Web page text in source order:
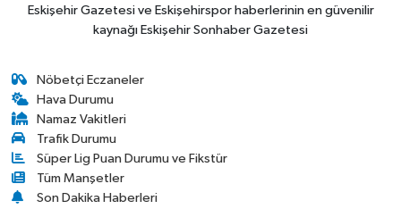
Eskişehir Gazetesi ve Eskişehirspor haberlerinin en güvenilir
kaynağı Eskişehir Sonhaber Gazetesi
Nöbetçi Eczaneler
Hava Durumu
Namaz Vakitleri
Trafik Durumu
Süper Lig Puan Durumu ve Fikstür
Tüm Manşetler
Son Dakika Haberleri